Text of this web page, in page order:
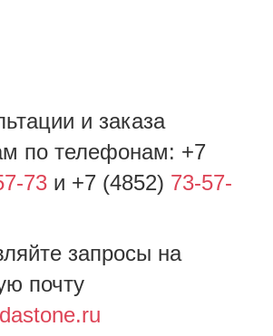
и заказа
по телефонам: +7
73 и +7 (4852) 73-57-
запросы на
почту